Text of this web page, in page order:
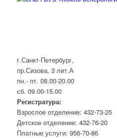
г.Санкт-Петербург,
пр.Сизова, 3 лит.А
пн.- пт. 08.00-20.00
сб. 09.00-15.00
Регистратура:
Взрослое отделение: 432-73-25
Детское отделение: 432-76-20
Платные услуги: 956-70-86